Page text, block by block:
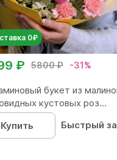
0₽
5800 ₽ -31%
₽
букет из
кустовых роз...
Купить
Быстрый